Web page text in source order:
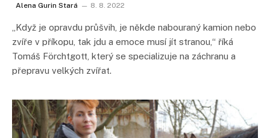
Alena Gurin Stará 8. 8. 2022
„Když je opravdu průšvih, je někde nabouraný kamion nebo
zvíře v příkopu, tak jdu a emoce musí jít stranou,“ říká
Tomáš Förchtgott, který se specializuje na záchranu a
přepravu velkých zvířat.